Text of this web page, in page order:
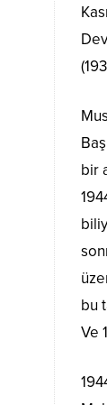
bir
bu
Ve